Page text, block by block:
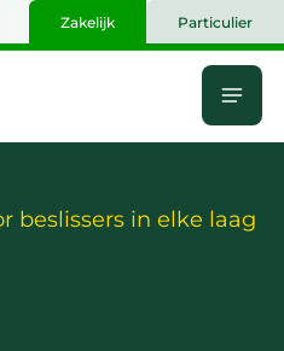
Zakelijk Particulier
beslissers in elke laag